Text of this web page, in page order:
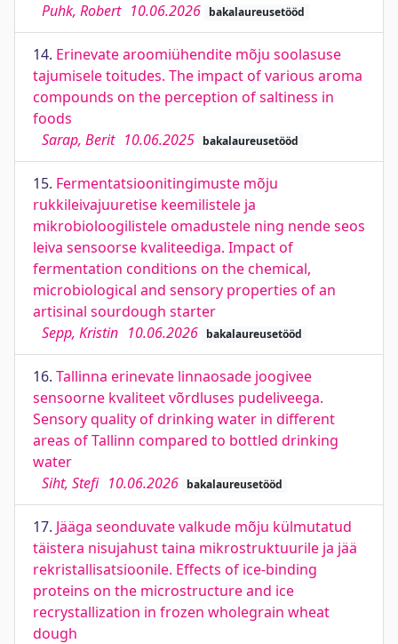
Puhk, Robert 10.06.2026 bakalaureusetööd
14. Erinevate aroomiühendite mõju soolasuse
tajumisele toitudes. The impact of various aroma
compounds on the perception of saltiness in
foods
Sarap, Berit 10.06.2025 bakalaureusetööd
15. Fermentatsioonitingimuste mõju
rukkileivajuuretise keemilistele ja
mikrobioloogilistele omadustele ning nende seos
leiva sensoorse kvaliteediga. Impact of
fermentation conditions on the chemical,
microbiological and sensory properties of an
artisinal sourdough starter
Sepp, Kristin 10.06.2026 bakalaureusetööd
16. Tallinna erinevate linnaosade joogivee
sensoorne kvaliteet võrdluses pudeliveega.
Sensory quality of drinking water in different
areas of Tallinn compared to bottled drinking
water
Siht, Stefi 10.06.2026 bakalaureusetööd
17. Jääga seonduvate valkude mõju külmutatud
täistera nisujahust taina mikrostruktuurile ja jää
rekristallisatsioonile. Effects of ice-binding
proteins on the microstructure and ice
recrystallization in frozen wholegrain wheat
dough